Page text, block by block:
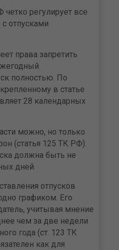
регулирует все
отпусками
права запретить
полностью. По
в статье
28 календарных
можно, но только
(статья 125 ТК РФ).
должна быть не
дней.
отпусков
графиком. Его
учитывая мнение
чем за две недели
года (ст. 123 ТК
как для